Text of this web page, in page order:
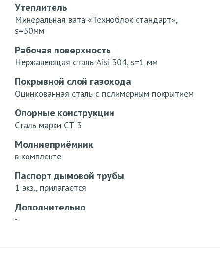
Утеплитель
Минеральная вата «Техноблок стандарт»,
s=50мм
Рабочая поверхность
Нержавеющая сталь Aisi 304, s=1 мм
Покрывной слой газохода
Оцинкованная сталь с полимерным покрытием
Опорные конструкции
Сталь марки СТ 3
Молниеприёмник
в комплекте
Паспорт дымовой трубы
1 экз., прилагается
Дополнительно
-